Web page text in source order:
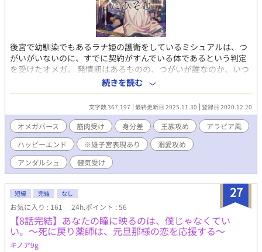
後宮で幼馴染でもあるラナ姫の護衛をしているミシュアルは、つ
がいがいないのに、すでに契約がすんでいる体であるという判定
を受けたオメガ。 発情期はあるものの、つがいが誰なのか、いつ
つがいの契約がなされたのかは本人もわからない。 そんななか、
気になる匂いの落とし物を後宮で拾うようになる。 第9回ＢＬ小
説大賞にて奨励賞受賞→書籍化しました。ありがとうございま
す。
続きを読む
文字数 367,197 最終更新日 2025.11.30 登録日 2020.12.20
オメガバース 筋肉受け 身分差 王族攻め
アラビア風
ハッピーエンド
※雄子宮表現あり
溺愛攻め
アンダルシュ
健気受け
27
短編 完結 なし
お気に入り : 161 24h.ポイント : 56
【8話完結】あなたの瞳に映るのは、僕じゃなくてい
い。〜死に戻り薬師は、元旦那様の恋を応援する〜
キノア9g